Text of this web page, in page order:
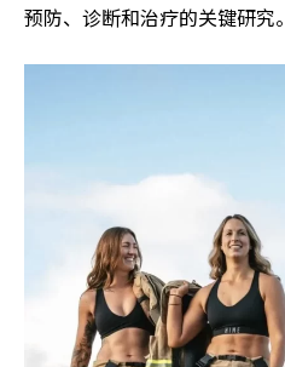
预防、诊断和治疗的关键研究。